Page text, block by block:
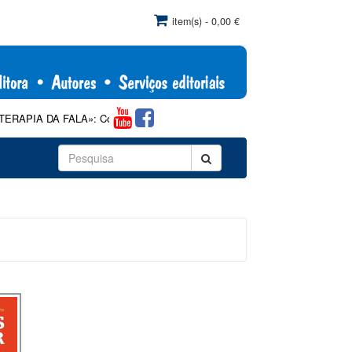
item(s) - 0,00 €
DA FALA»: Com comercialização exclusiva pela Papa-Letras, de